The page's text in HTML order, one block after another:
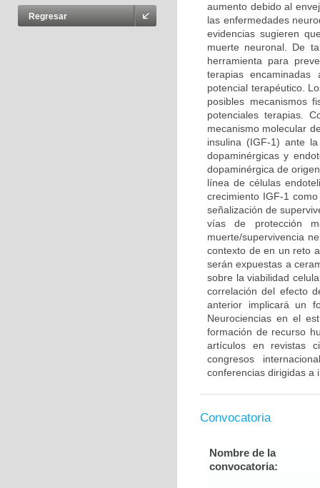
Regresar
aumento debido al
las enfermedades
evidencias sugieren
muerte neuronal. De
herramienta para
terapias
potencial terapéutico.
posibles mecanismos
potenciales terapias.
mecanismo molecular
insulina (IGF-1) ante
dopaminérgicas y
dopaminérgica de
línea de células
crecimiento IGF-1
señalización de
vías de protección
muerte/supervivencia
contexto de en un reto
serán expuestas a
sobre la viabilidad
correlación del efecto
anterior implicará un
Neurociencias en el
formación de recurso
artículos en revistas
congresos
conferencias dirigidas a
Convocatoria
Nombre de la
convocatoria: